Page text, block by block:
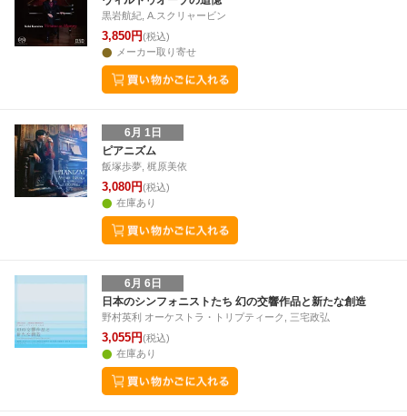
黒岩航紀, A.スクリャービン
3,850円(税込)
メーカー取り寄せ
6月 1日
ピアニズム
飯塚歩夢, 梶原美依
3,080円(税込)
在庫あり
6月 6日
日本のシンフォニストたち 幻の交響作品と新たな創造
野村英利 オーケストラ・トリプティーク, 三宅政弘
3,055円(税込)
在庫あり